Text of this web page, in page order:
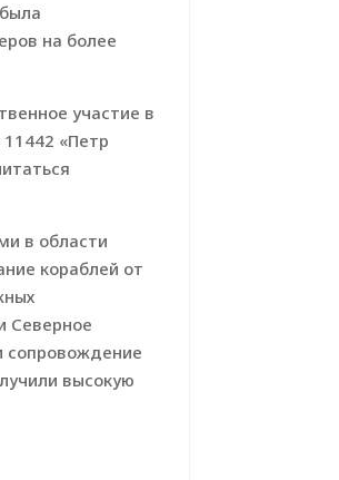
на более
участие в
«Петр
в области
кораблей от
Северное
сопровождение
высокую